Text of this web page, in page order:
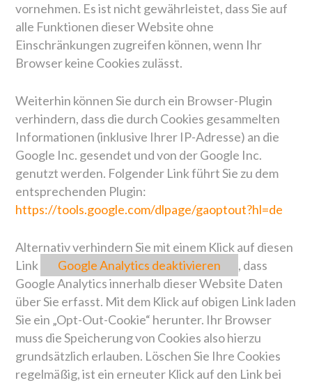
vornehmen. Es ist nicht gewährleistet, dass Sie auf
alle Funktionen dieser Website ohne
Einschränkungen zugreifen können, wenn Ihr
Browser keine Cookies zulässt.
Weiterhin können Sie durch ein Browser-Plugin
verhindern, dass die durch Cookies gesammelten
Informationen (inklusive Ihrer IP-Adresse) an die
Google Inc. gesendet und von der Google Inc.
genutzt werden. Folgender Link führt Sie zu dem
entsprechenden Plugin:
https://tools.google.com/dlpage/gaoptout?hl=de
Alternativ verhindern Sie mit einem Klick auf diesen
Link
Google Analytics deaktivieren
, dass
Google Analytics innerhalb dieser Website Daten
über Sie erfasst. Mit dem Klick auf obigen Link laden
Sie ein „Opt-Out-Cookie“ herunter. Ihr Browser
muss die Speicherung von Cookies also hierzu
grundsätzlich erlauben. Löschen Sie Ihre Cookies
regelmäßig, ist ein erneuter Klick auf den Link bei